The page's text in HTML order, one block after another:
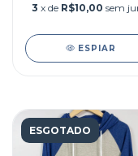
3 x de R$10,00 sem
ESPIAR
ESGOTADO